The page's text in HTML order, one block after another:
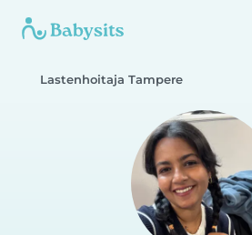
Lastenhoitaja Tampere